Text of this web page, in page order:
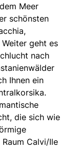
Meer
schönsten
geht es
nach
Ihnen ein
die sich wie
Calvi/Ile